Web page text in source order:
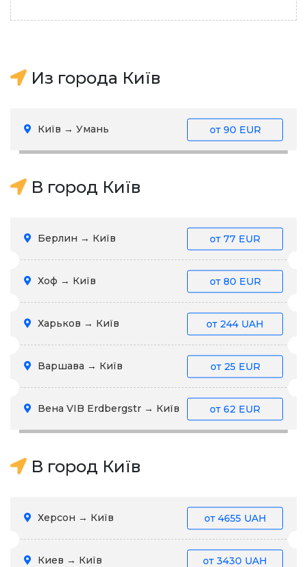
Из города Київ
Київ → Умань от 90 EUR
В город Київ
Берлин → Київ от 77 EUR
Хоф → Київ от 80 EUR
Харьков → Київ от 244 UAH
Варшава → Київ от 25 EUR
Вена VIB Erdbergstr → Київ от 62 EUR
В город Київ
Херсон → Київ от 4655 UAH
Киев → Київ от 3430 UAH